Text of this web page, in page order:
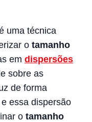
uma técnica
o tamanho
em dispersões
sobre as
de forma
essa dispersão
o tamanho